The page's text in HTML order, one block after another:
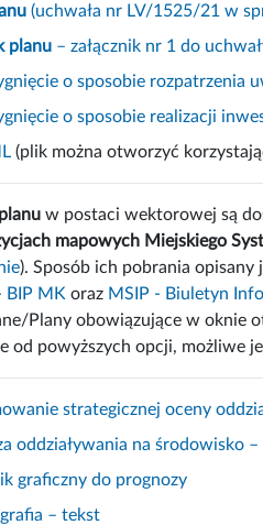
(uchwała nr LV/1525/21 w
planu – załącznik nr 1 do
o sposobie rozpatrzenia
o sposobie realizacji
(plik można otworzyć
w postaci wektorowej są
mapowych Miejskiego
). Sposób ich pobrania opisany
BIP MK oraz MSIP - Biuletyn
Plany obowiązujące w oknie
od powyższych opcji, możliwe
strategicznej oceny
oddziaływania na środowisko
graficzny do prognozy
– tekst